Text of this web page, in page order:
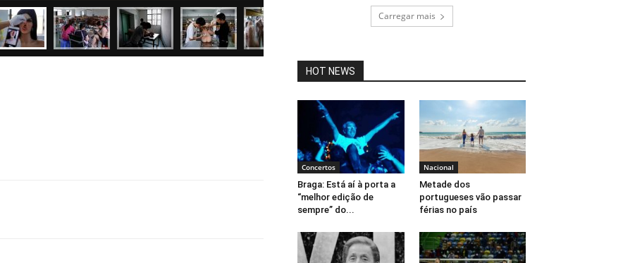
Carregar mais
HOT NEWS
Concertos
Braga: Está aí à porta a
“melhor edição de
sempre” do...
Nacional
Metade dos
portugueses vão passar
férias no país